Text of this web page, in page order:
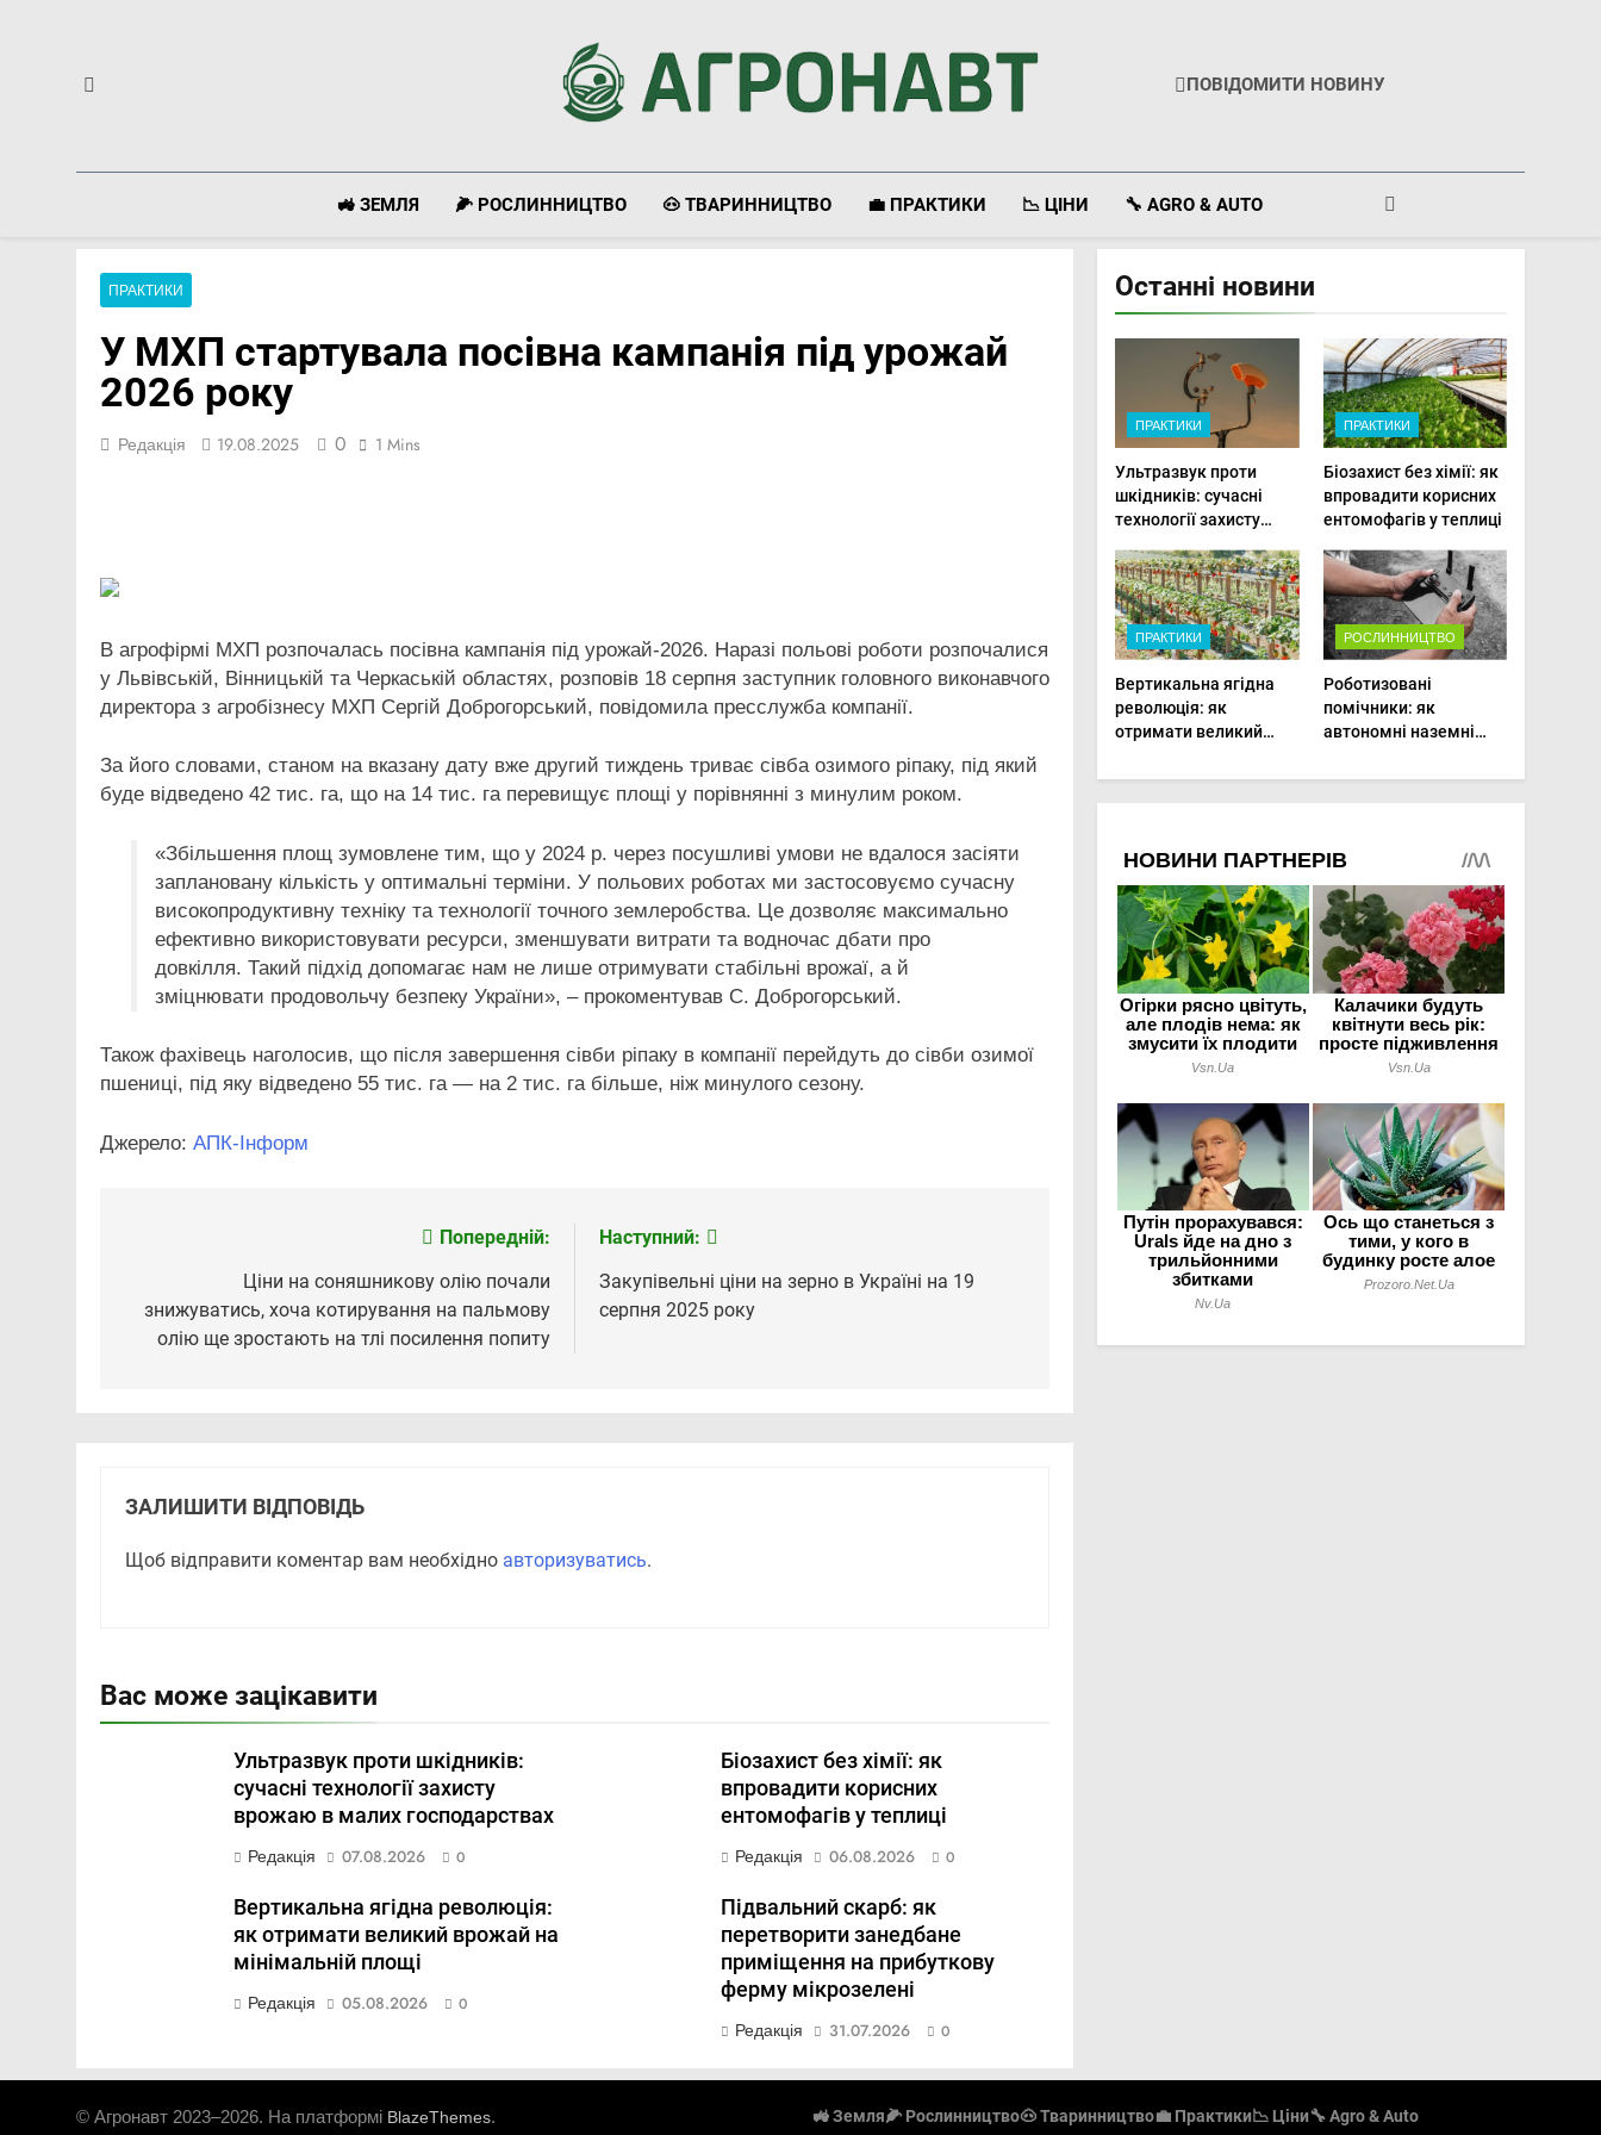
Агронавт
ПОВІДОМИТИ НОВИНУ
🚜 ЗЕМЛЯ 🌽 РОСЛИННИЦТВО 🐽 ТВАРИННИЦТВО 💼 ПРАКТИКИ 📉 ЦІНИ 🔧 AGRO & AUTO
ПРАКТИКИ
У МХП стартувала посівна кампанія під урожай
2026 року
Редакція 19.08.2025 0 1 Mins
В агрофірмі МХП розпочалась посівна кампанія під урожай-2026. Наразі польові роботи розпочалися
у Львівській, Вінницькій та Черкаській областях, розповів 18 серпня заступник головного виконавчого
директора з агробізнесу МХП Сергій Доброгорський, повідомила пресслужба компанії.
За його словами, станом на вказану дату вже другий тиждень триває сівба озимого ріпаку, під який
буде відведено 42 тис. га, що на 14 тис. га перевищує площі у порівнянні з минулим роком.
«Збільшення площ зумовлене тим, що у 2024 р. через посушливі умови не вдалося засіяти
заплановану кількість у оптимальні терміни. У польових роботах ми застосовуємо сучасну
високопродуктивну техніку та технології точного землеробства. Це дозволяє максимально
ефективно використовувати ресурси, зменшувати витрати та водночас дбати про
довкілля. Такий підхід допомагає нам не лише отримувати стабільні врожаї, а й
зміцнювати продовольчу безпеку України», – прокоментував С. Доброгорський.
Також фахівець наголосив, що після завершення сівби ріпаку в компанії перейдуть до сівби озимої
пшениці, під яку відведено 55 тис. га — на 2 тис. га більше, ніж минулого сезону.
Джерело: АПК-Інформ
Попередній:
Ціни на соняшникову олію почали
знижуватись, хоча котирування на пальмову
олію ще зростають на тлі посилення попиту
Наступний:
Закупівельні ціни на зерно в Україні на 19
серпня 2025 року
ЗАЛИШИТИ ВІДПОВІДЬ
Щоб відправити коментар вам необхідно авторизуватись.
Вас може зацікавити
Ультразвук проти шкідників:
сучасні технології захисту
врожаю в малих господарствах
Редакція
07.08.2026 0
Біозахист без хімії: як
впровадити корисних
ентомофагів у теплиці
Редакція
06.08.2026 0
Вертикальна ягідна революція:
як отримати великий врожай на
мінімальній площі
Редакція
05.08.2026 0
Підвальний скарб: як
перетворити занедбане
приміщення на прибуткову
ферму мікрозелені
Редакція
31.07.2026 0
Останні новини
ПРАКТИКИ
Ультразвук проти
шкідників: сучасні
технології захисту
господарствах
ПРАКТИКИ
Біозахист без хімії: як
впровадити корисних
ентомофагів у теплиці
ПРАКТИКИ
Вертикальна ягідна
революція: як
отримати великий
мінімальній площі
РОСЛИННИЦТВО
Роботизовані
помічники: як
автономні наземні
догляд за органічними
овочами
© Агронавт 2023–2026. На платформі BlazeThemes. 🚜 Земля🌽 Рослинництво🐽 Тваринництво💼 Практики📉 Ціни🔧 Agro & Auto